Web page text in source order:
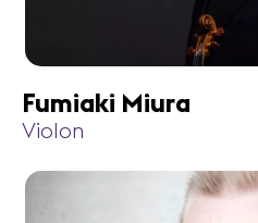
Fumiaki Miura
Violon